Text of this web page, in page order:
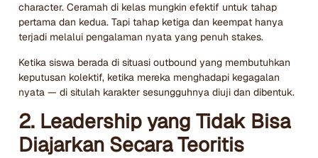
character. Ceramah di kelas mungkin efektif untuk tahap
pertama dan kedua. Tapi tahap ketiga dan keempat hanya
terjadi melalui pengalaman nyata yang penuh stakes.
Ketika siswa berada di situasi outbound yang membutuhkan
keputusan kolektif, ketika mereka menghadapi kegagalan
nyata — di situlah karakter sesungguhnya diuji dan dibentuk.
2. Leadership yang Tidak Bisa
Diajarkan Secara Teoritis